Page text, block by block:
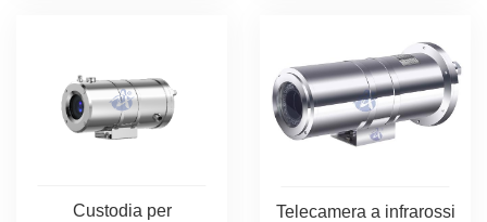
Custodia per
Telecamera a infrarossi